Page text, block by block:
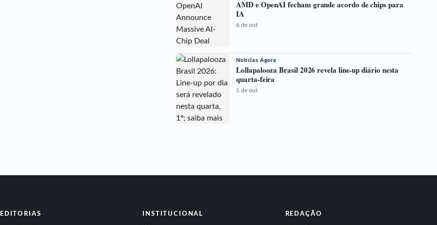
AMD e OpenAI fecham grande acordo de chips para
IA
6 de out
Notícias Agora
Lollapalooza Brasil 2026 revela line-up diário nesta
quarta-feira
1 de out
EDITORIAS INSTITUCIONAL REDAÇÃO